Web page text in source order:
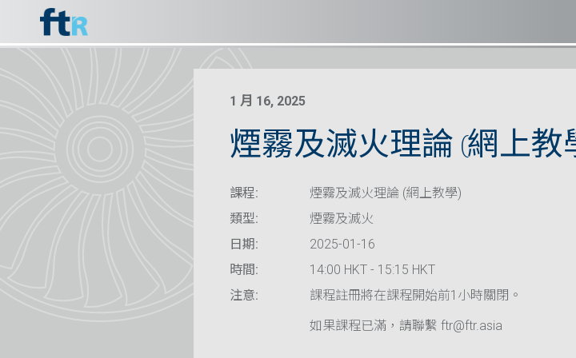
1 月 16, 2025
煙霧及滅火理論 (網上教
課程:
煙霧及滅火理論 (網上教學)
類型:
煙霧及滅火
日期:
2025-01-16
時間:
14:00 HKT - 15:15 HKT
注意:
課程註冊將在課程開始前1小時關閉。
如果課程已滿，請聯繫 ftr@ftr.asia